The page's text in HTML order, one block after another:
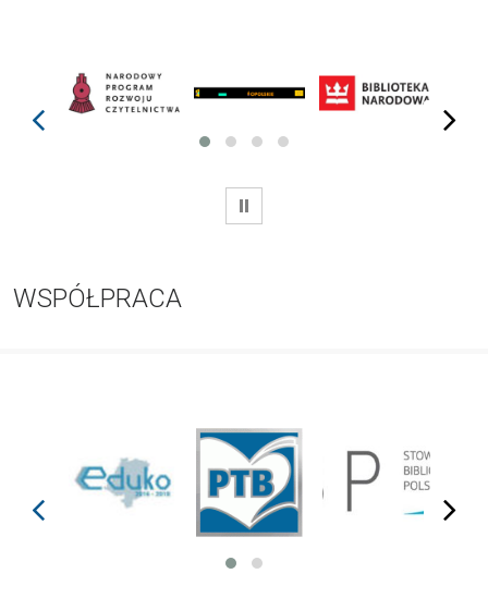
prev next
WSTRZYMAJ
WSPÓŁPRACA
prev next